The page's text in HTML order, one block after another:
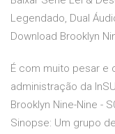
Legendado, Dual
Download Brooklyn
É com muito pesar e
administração da
Brooklyn Nine-Nine -
Sinopse: Um grupo